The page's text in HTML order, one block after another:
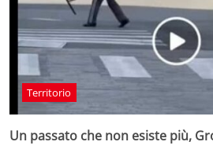
Territorio
Un passato che non esiste più,